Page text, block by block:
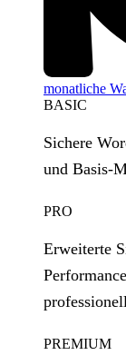
monatliche
BASIC
Sichere
und
PRO
Erweiterte
PREMIUM